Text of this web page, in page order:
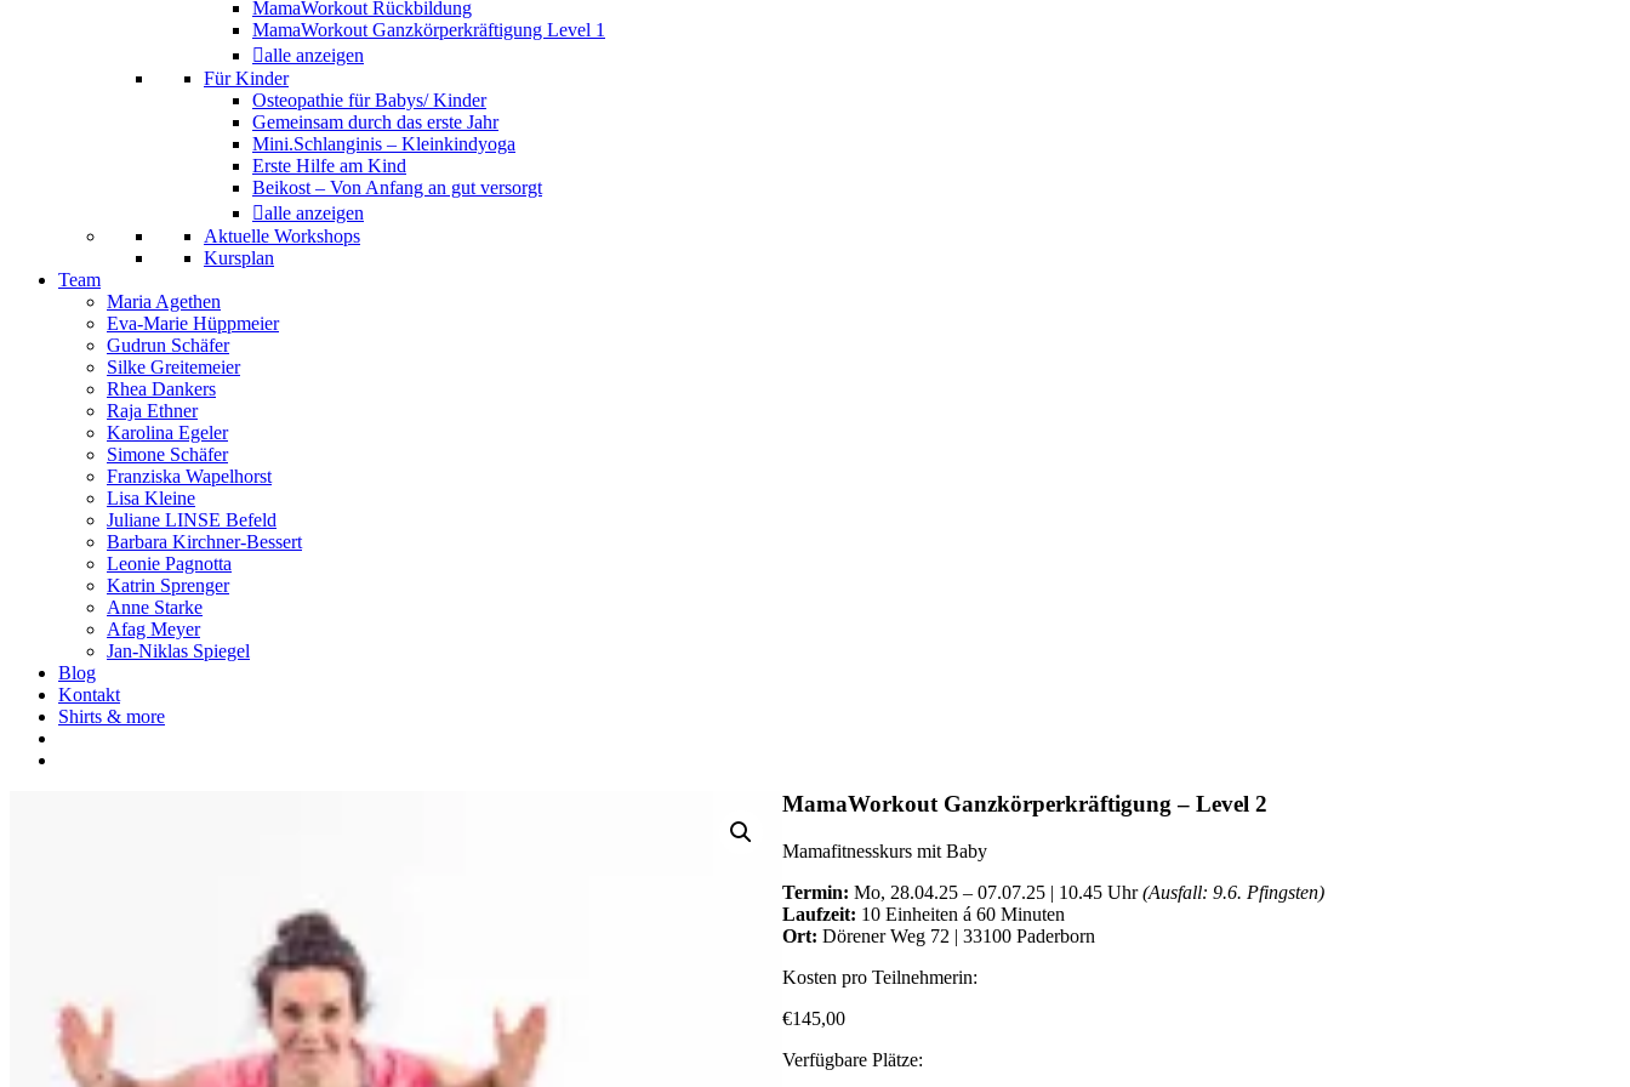
MamaWorkout Rückbildung
MamaWorkout Ganzkörperkräftigung Level 1
alle anzeigen
Für Kinder
Osteopathie für Babys/ Kinder
Gemeinsam durch das erste Jahr
Mini.Schlanginis – Kleinkindyoga
Erste Hilfe am Kind
Beikost – Von Anfang an gut versorgt
alle anzeigen
Aktuelle Workshops
Kursplan
Team
Maria Agethen
Eva-Marie Hüppmeier
Gudrun Schäfer
Silke Greitemeier
Rhea Dankers
Raja Ethner
Karolina Egeler
Simone Schäfer
Franziska Wapelhorst
Lisa Kleine
Juliane LINSE Befeld
Barbara Kirchner-Bessert
Leonie Pagnotta
Katrin Sprenger
Anne Starke
Afag Meyer
Jan-Niklas Spiegel
Blog
Kontakt
Shirts & more
MamaWorkout Ganzkörperkräftigung – Level 2
Mamafitnesskurs mit Baby
Termin: Mo, 28.04.25 – 07.07.25 | 10.45 Uhr(Ausfall: 9.6. Pfingsten)
Laufzeit: 10 Einheiten á 60 Minuten
Ort:Dörener Weg 72 | 33100 Paderborn
Kosten pro Teilnehmerin:
€145,00
Verfügbare Plätze: